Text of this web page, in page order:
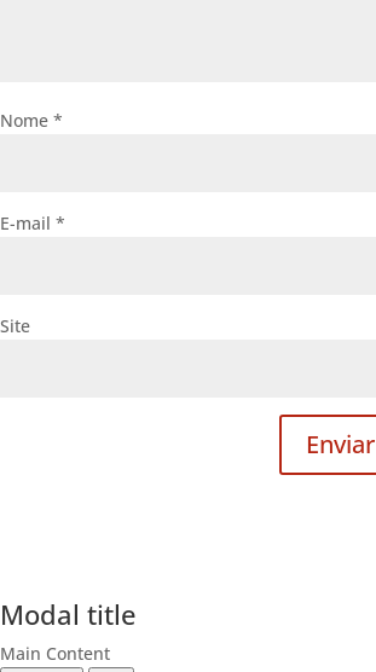
Nome *
E-mail *
Site
Modal title
Main Content